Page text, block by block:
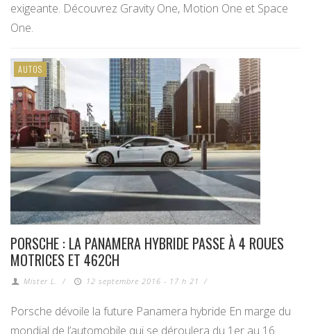
exigeante. Découvrez Gravity One, Motion One et Space
One.
AUTOS
PORSCHE : LA PANAMERA HYBRIDE PASSE À 4 ROUES
MOTRICES ET 462CH
Mister L. / 12 septembre 2016 - 17 h 21 /
Porsche dévoile la future Panamera hybride En marge du
mondial de l’automobile qui se déroulera du 1er au 16